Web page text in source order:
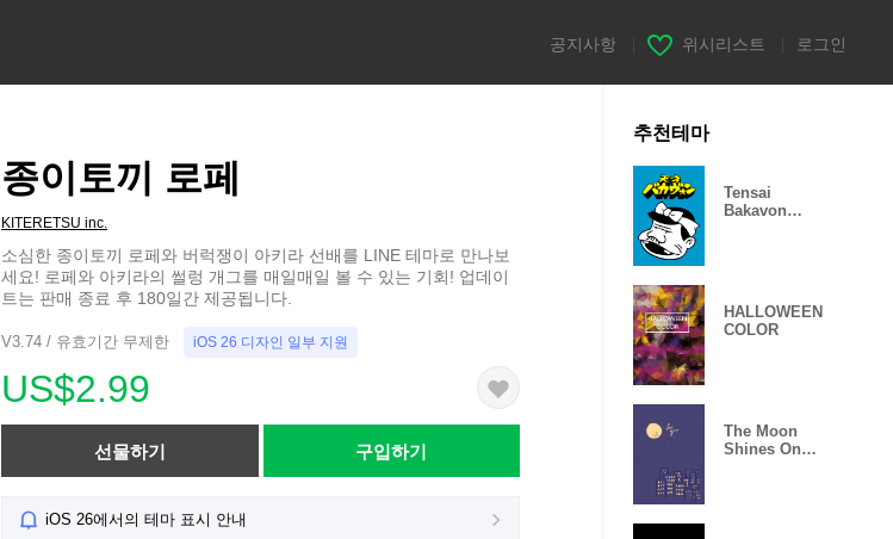
공지사항 위시리스트 로그인
종이토끼 로페
KITERETSU inc.
소심한 종이토끼 로페와 버럭쟁이 아키라 선배를 LINE 테마로 만나보
세요! 로페와 아키라의 썰렁 개그를 매일매일 볼 수 있는 기회! 업데이
트는 판매 종료 후 180일간 제공됩니다.
V3.74 / 유효기간 무제한 iOS 26 디자인 일부 지원
US$2.99
선물하기 구입하기
iOS 26에서의 테마 표시 안내
추천테마
Tensai
Bakavon
HALLOWEEN
COLOR
The Moon
Shines On